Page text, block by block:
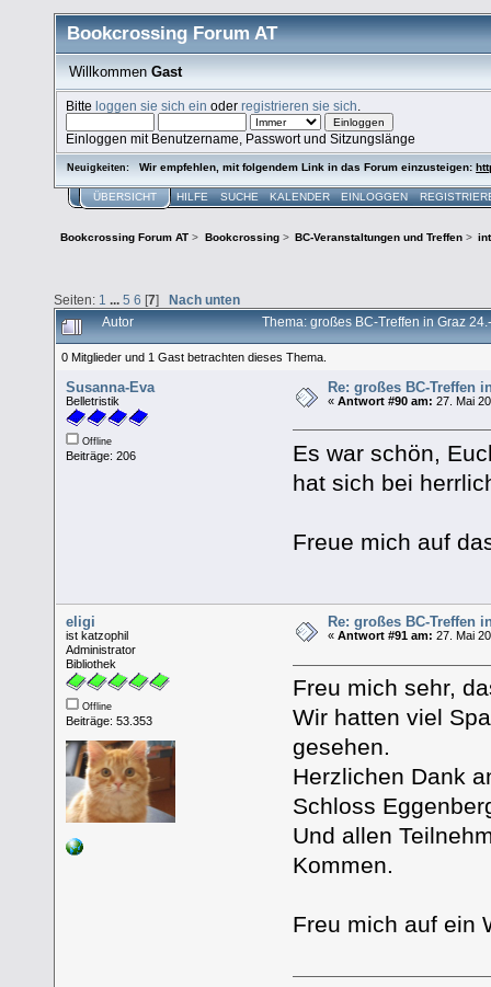
Bookcrossing Forum AT
Willkommen Gast
Bitteloggen sie sich ein oderregistrieren sie sich
Einloggen mit Benutzername, Passwort und Sitzungslänge
Neuigkeiten: Wir empfehlen, mit folgendem Link in das Forum einzusteigen:
ÜBERSICHT HILFE SUCHE KALENDER EINLOGGEN
Bookcrossing Forum AT > Bookcrossing> BC-Veranstaltungen und Treffen>
Seiten: 1 ... 5 6 [7] Nach unten
Autor Thema: großes BC-Treffen in Graz
0 Mitglieder und 1 Gast betrachten dieses Thema.
Susanna-Eva
Belletristik
Offline
Beiträge: 206
Re: großes BC-Treffen
«Antwort #90 am: 27. Mai
Es war schön,
hat sich bei
Freue mich auf
eligi
ist katzophil
Administrator
Bibliothek
Offline
Beiträge: 53.353
Re: großes BC-Treffen
«Antwort #91 am: 27. Mai
Freu mich sehr,
Wir hatten viel
gesehen.
Herzlichen Dank
Schloss
Und allen
Kommen.
Freu mich auf ein